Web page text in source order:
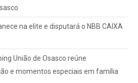
na elite e disputará o NBB CAIXA
União de Osasco reúne
e momentos especiais em família